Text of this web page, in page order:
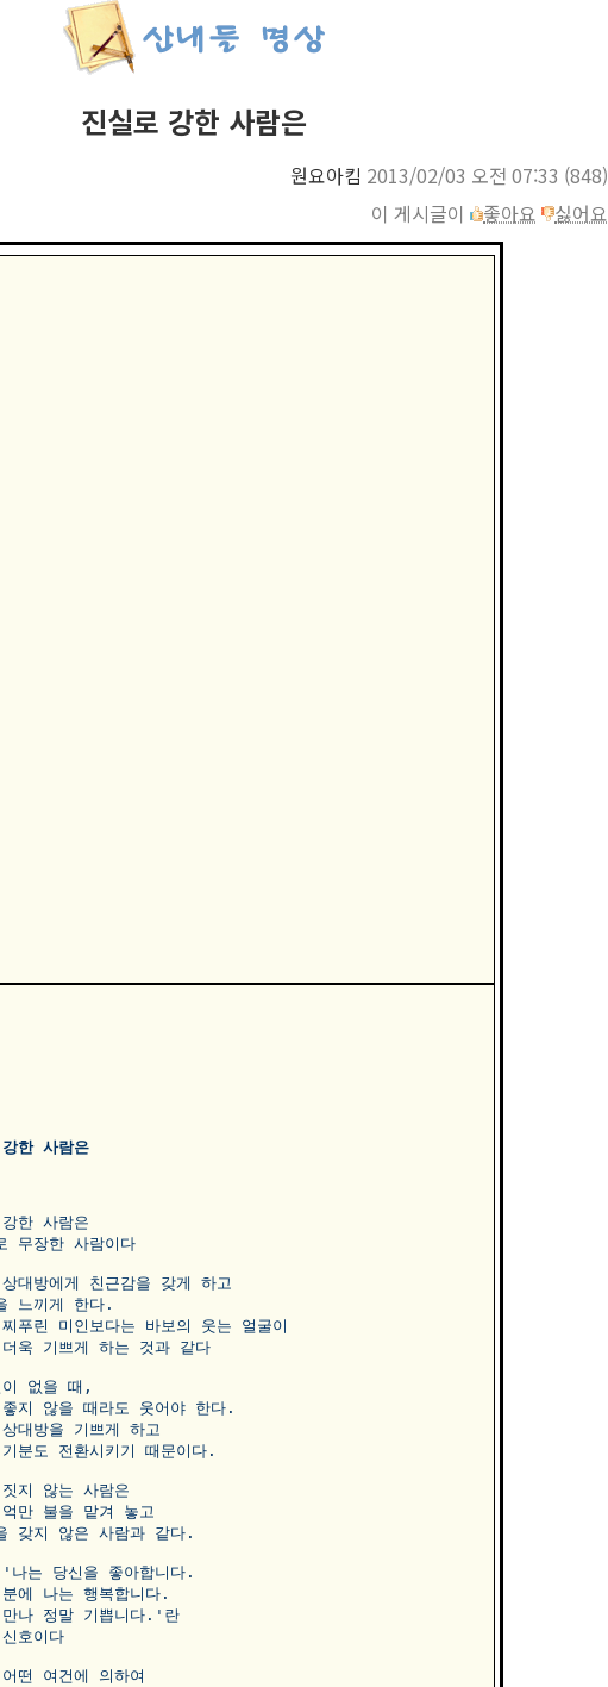
진실로 강한 사람은
원요아킴 2013/02/03 오전 07:33 (848)
이 게시글이
좋아요 싫어요
한 사람은
한 사람은
무장한 사람이다
대방에게 친근감을 갖게 하고
느끼게 한다.
푸린 미인보다는 바보의 웃는 얼굴이
욱 기쁘게 하는 것과 같다
이 없을 때,
좋지 않을 때라도 웃어야 한다.
대방을 기쁘게 하고
분도 전환시키기 때문이다.
지 않는 사람은
억만 불을 맡겨 놓고
갖지 않은 사람과 같다.
'나는 당신을 좋아합니다.
에 나는 행복합니다.
만나 정말 기쁩니다.'란
호이다
떤 여건에 의하여